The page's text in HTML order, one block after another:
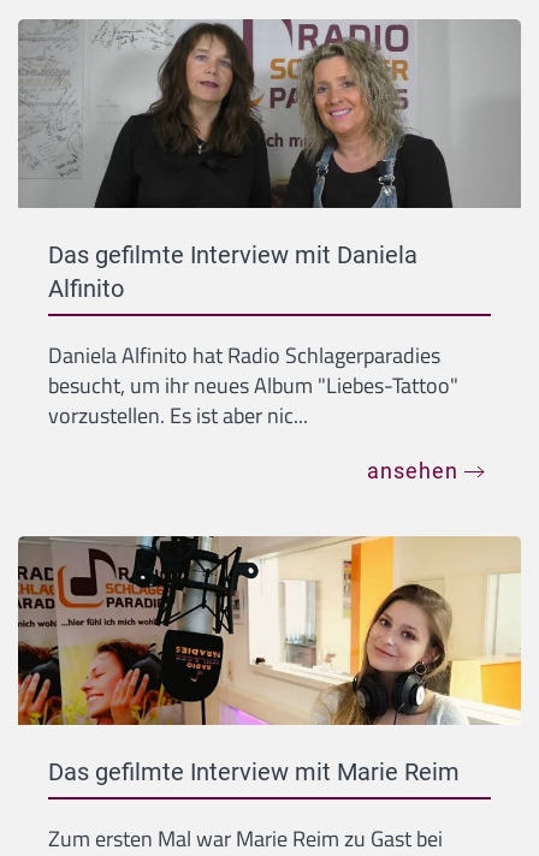
Das gefilmte Interview mit Daniela
Alfinito
Daniela Alfinito hat Radio Schlagerparadies
besucht, um ihr neues Album "Liebes-Tattoo"
vorzustellen. Es ist aber nic...
ansehen
Das gefilmte Interview mit Marie Reim
Zum ersten Mal war Marie Reim zu Gast bei